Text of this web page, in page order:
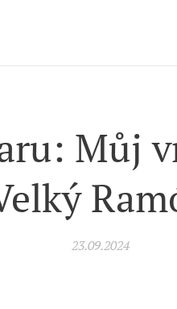
Můj
23.09.2024